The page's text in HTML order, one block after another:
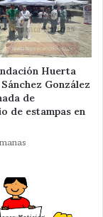
Huerta
González
de
de estampas en